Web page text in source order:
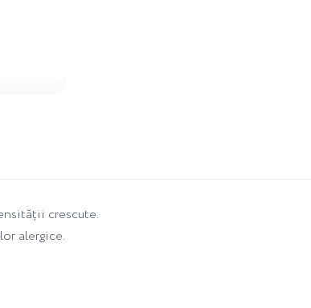
crescute.
alergice.